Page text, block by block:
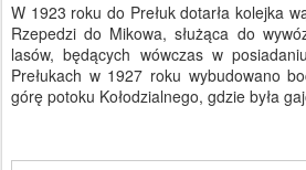
W 1923 roku do Prełuk dotarła kolejka
Rzepedzi do Mikowa, służąca do
lasów, będących wówczas w
Prełukach w 1927 roku wybudowano
górę potoku Kołodzialnego, gdzie była